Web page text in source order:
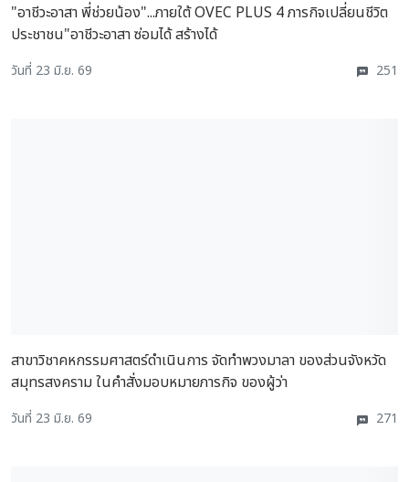
"อาชีวะอาสา พี่ช่วยน้อง"...ภายใต้ OVEC PLUS 4 ภารกิจเปลี่ยนชีวิต
ประชาชน"อาชีวะอาสา ซ่อมได้ สร้างได้
วันที่ 23 มิ.ย. 69 251
สาขาวิชาคหกรรมศาสตร์ดำเนินการ จัดทำพวงมาลา ของส่วนจังหวัด
สมุทรสงคราม ในคำสั่งมอบหมายภารกิจ ของผู้ว่า
วันที่ 23 มิ.ย. 69 271